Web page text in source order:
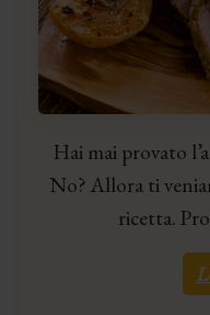
Hai mai provato
No? Allora ti
ricetta.